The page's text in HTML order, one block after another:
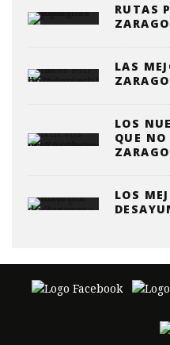
RUTAS
LAS
LOS
QUE NO
LOS